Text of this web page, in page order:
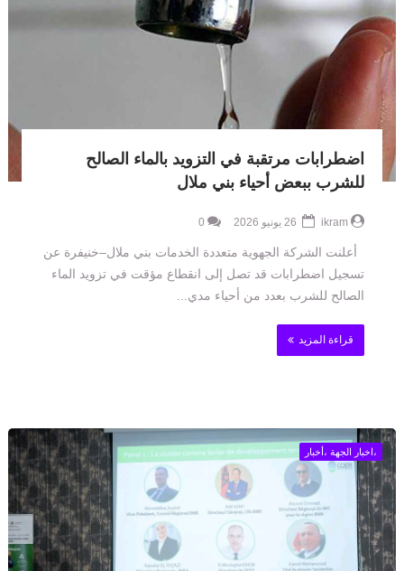
اضطرابات مرتقبة في التزويد بالماء الصالح
للشرب ببعض أحياء بني ملال
ikram
0
أعلنت الشركة الجهوية متعددة الخدمات بني ملال–خنيفرة عن
تسجيل اضطرابات قد تصل إلى انقطاع مؤقت في تزويد الماء
الصالح للشرب بعدد من أحياء مدي...
قراءة المزيد
،اخبار الجهة ،أخبار